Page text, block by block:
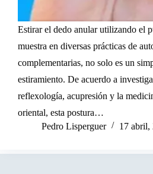
Estirar el dedo anular utilizando el
muestra en diversas prácticas de
complementarias, no solo es un
estiramiento. De acuerdo a
reflexología, acupresión y la
oriental, esta postura…
Pedro Lisperguer
17 abril,